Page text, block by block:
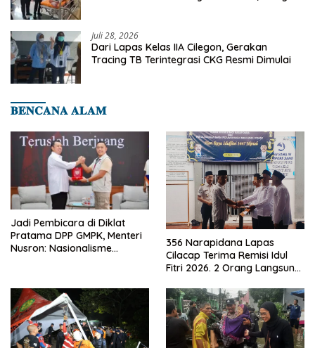
Juli 28, 2026
Dari Lapas Kelas IIA Cilegon, Gerakan
Tracing TB Terintegrasi CKG Resmi Dimulai
𝐁𝐄𝐍𝐂𝐀𝐍𝐀 𝐀𝐋𝐀𝐌
Jadi Pembicara di Diklat
Pratama DPP GMPK, Menteri
Nusron: Nasionalisme
356 Narapidana Lapas
Cilacap Terima Remisi Idul
Fitri 2026. 2 Orang Langsung